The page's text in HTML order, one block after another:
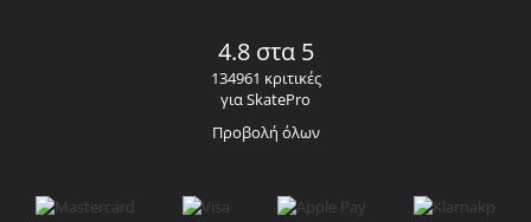
4.8 στα 5
134961 κριτικές
για SkatePro
Προβολή όλων